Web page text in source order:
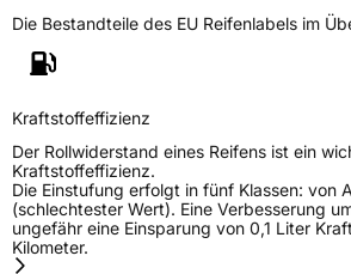
Die Bestandteile des EU Reifenlabels im
Kraftstoffeffizienz
Der Rollwiderstand eines Reifens ist ein
Kraftstoffeffizienz.
Die Einstufung erfolgt in fünf Klassen: von
(schlechtester Wert). Eine Verbesserung
ungefähr eine Einsparung von 0,1 Liter
Kilometer.